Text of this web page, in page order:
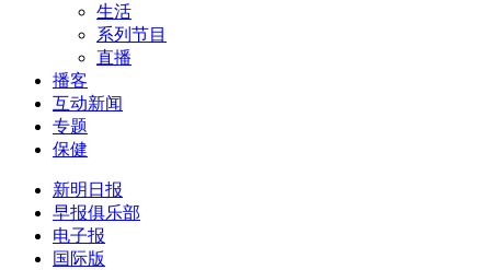
生活
系列节目
直播
播客
互动新闻
专题
保健
新明日报
早报俱乐部
电子报
国际版